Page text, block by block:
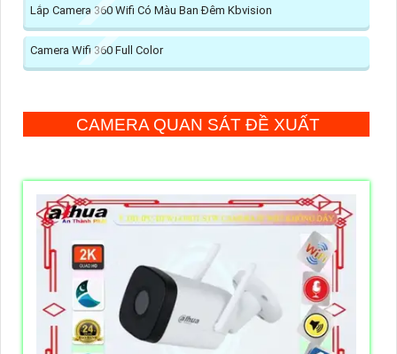
Lắp Camera 360 Wifi Có Màu Ban Đêm Kbvision
Camera Wifi 360 Full Color
CAMERA QUAN SÁT ĐỀ XUẤT